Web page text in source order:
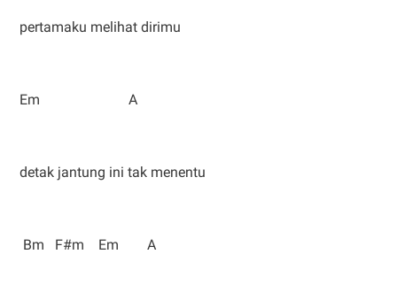
pertamaku melihat dirimu
Em A
detak jantung ini tak menentu
Bm F#m Em A